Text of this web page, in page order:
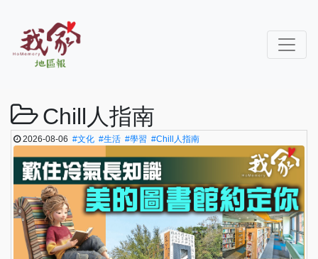
Chill人指南
2026-08-06#文化 #生活 #學習 #Chill人指南